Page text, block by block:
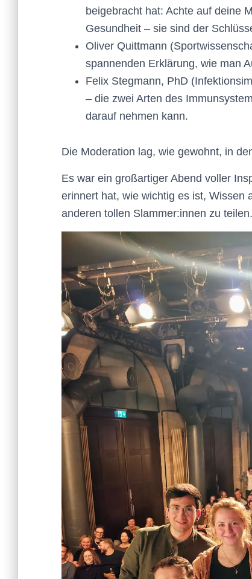
beigebracht hat: Achte auf deine
Gesundheit – sie sind der
Oliver Quittmann
spannenden Erklärung, wie man
Felix Stegmann, PhD
– die zwei Arten des
darauf nehmen kann.
Die Moderation lag, wie gewohnt, in
Es war ein großartiger Abend voller
erinnert hat, wie wichtig es ist, Wissen
anderen tollen Slammer:innen zu teilen.